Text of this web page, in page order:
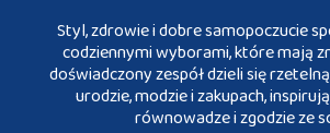
Styl, zdrowie i dobre samopoczucie
codziennymi wyborami, które mają
doświadczony zespół dzieli się
urodzie, modzie i zakupach,
równowadze i zgodzie ze